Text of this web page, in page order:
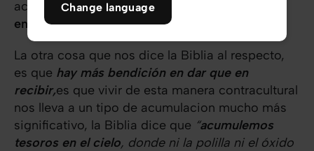
acusaron de estar “trastornando el mundo
entero”.
La otra cosa que nos dice la Biblia al respecto,
es que hay más bendición en dar que en
recibir,es que vivir de esta manera contracultural
nos lleva a un tipo de acumulacion mucho más
significativo, la Biblia dice que “acumulemos
tesoros en el cielo, donde ni la polilla ni el óxido
Change language